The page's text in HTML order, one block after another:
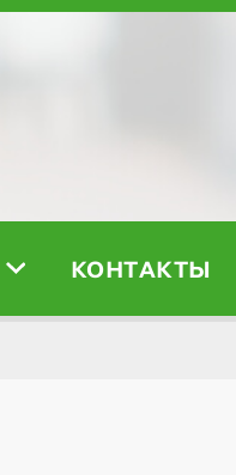
КОНТАКТЫ